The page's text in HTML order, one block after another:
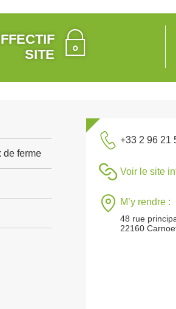
SITE
de ferme
+33 2 96 21
Voir le site
M’y rendre :
48 rue
22160